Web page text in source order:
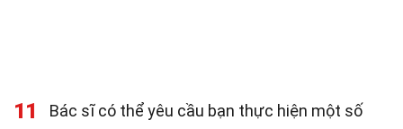
11
Bác sĩ có thể yêu cầu bạn thực hiện một số